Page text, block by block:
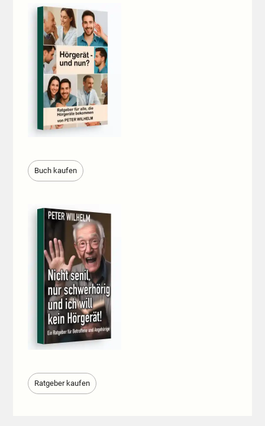
Buch kaufen
Ratgeber kaufen